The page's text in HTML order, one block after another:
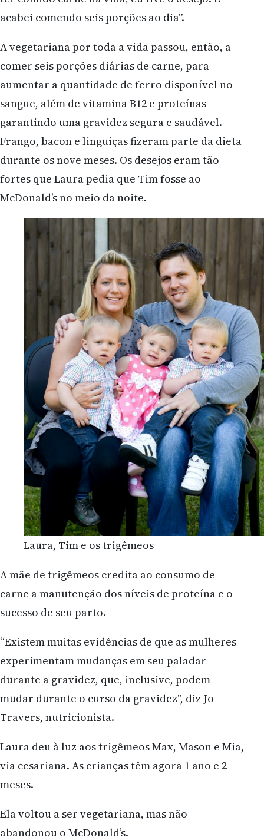
acabei comendo seis porções ao dia”.
A vegetariana por toda a vida passou, então, a
comer seis porções diárias de carne, para
aumentar a quantidade de ferro disponível no
sangue, além de vitamina B12 e proteínas
garantindo uma gravidez segura e saudável.
Frango, bacon e linguiças fizeram parte da dieta
durante os nove meses. Os desejos eram tão
fortes que Laura pedia que Tim fosse ao
McDonald’s no meio da noite.
Laura, Tim e os trigêmeos
A mãe de trigêmeos credita ao consumo de
carne a manutenção dos níveis de proteína e o
sucesso de seu parto.
“Existem muitas evidências de que as mulheres
experimentam mudanças em seu paladar
durante a gravidez, que, inclusive, podem
mudar durante o curso da gravidez”, diz Jo
Travers, nutricionista.
Laura deu à luz aos trigêmeos Max, Mason e Mia,
via cesariana. As crianças têm agora 1 ano e 2
meses.
Ela voltou a ser vegetariana, mas não
abandonou o McDonald’s.